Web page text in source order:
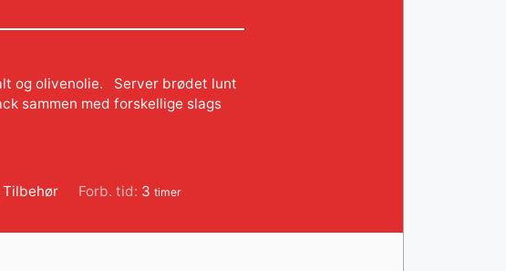
og olivenolie. Server brødet lunt
sammen med forskellige slags
Tilbehør Forb. tid: 3 timer
timer